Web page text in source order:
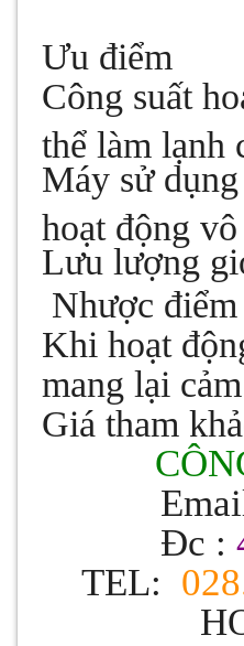
Ưu điểm
Công suất
thể làm lạnh
Máy sử
hoạt động vô
Lưu lượng
Nhược điểm
Khi hoạt
mang lại
Giá tham
Đc :
TEL: